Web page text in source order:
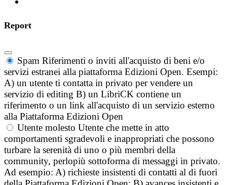
Report
Spam Riferimenti o inviti all'acquisto di beni e/o
servizi estranei alla piattaforma Edizioni Open. Esempi:
A) un utente ti contatta in privato per vendere un
servizio di editing B) un LibriCK contiene un
riferimento o un link all'acquisto di un servizio esterno
alla Piattaforma Edizioni Open
Utente molesto Utente che mette in atto
comportamenti sgradevoli e inappropriati che possono
turbare la serenità di uno o più membri della
community, perlopiù sottoforma di messaggi in privato.
Ad esempio: A) richieste insistenti di contatti al di fuori